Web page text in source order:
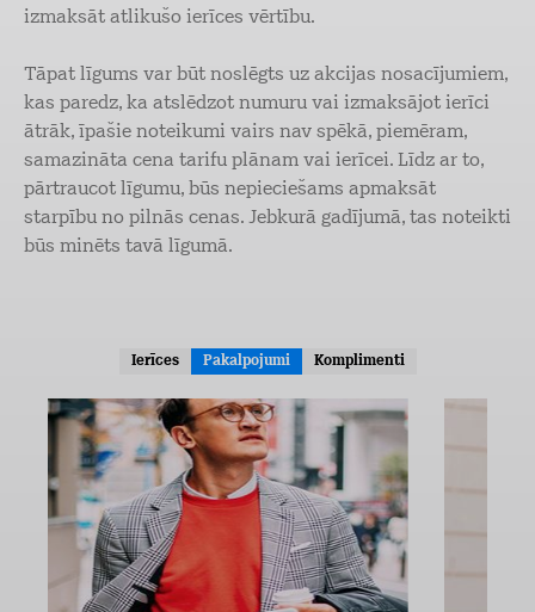
izmaksāt atlikušo ierīces vērtību.
Tāpat līgums var būt noslēgts uz akcijas nosacījumiem,
kas paredz, ka atslēdzot numuru vai izmaksājot ierīci
ātrāk, īpašie noteikumi vairs nav spēkā, piemēram,
samazināta cena tarifu plānam vai ierīcei. Līdz ar to,
pārtraucot līgumu, būs nepieciešams apmaksāt
starpību no pilnās cenas. Jebkurā gadījumā, tas noteikti
būs minēts tavā līgumā.
Ierīces Pakalpojumi Komplimenti